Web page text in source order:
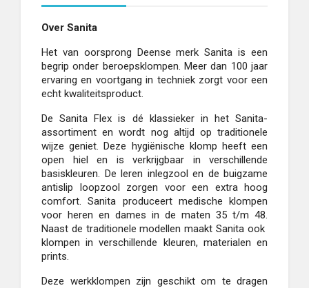
Over Sanita
Het van oorsprong Deense merk Sanita is een
begrip onder beroepsklompen. Meer dan 100 jaar
ervaring en voortgang in techniek zorgt voor een
echt kwaliteitsproduct.
De Sanita Flex is dé klassieker in het Sanita-
assortiment en wordt nog altijd op traditionele
wijze geniet. Deze hygiënische klomp heeft een
open hiel en is verkrijgbaar in verschillende
basiskleuren. De leren inlegzool en de buigzame
antislip loopzool zorgen voor een extra hoog
comfort. Sanita produceert medische klompen
voor heren en dames in de maten 35 t/m 48.
Naast de traditionele modellen maakt Sanita ook
klompen in verschillende kleuren, materialen en
prints.
Deze werkklompen zijn geschikt om te dragen